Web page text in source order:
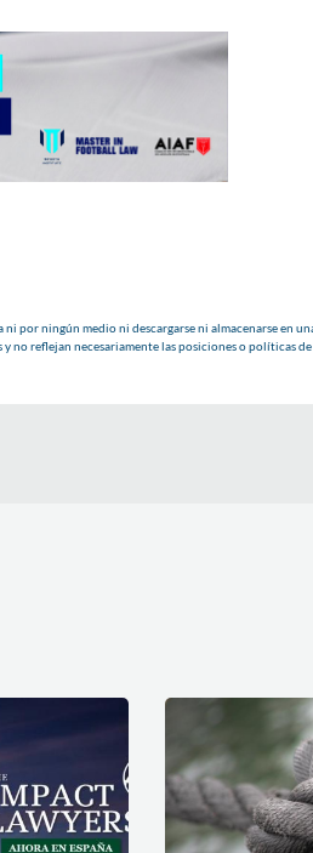
por ningún medio ni descargarse ni almacenarse en
no reflejan necesariamente las posiciones o políticas